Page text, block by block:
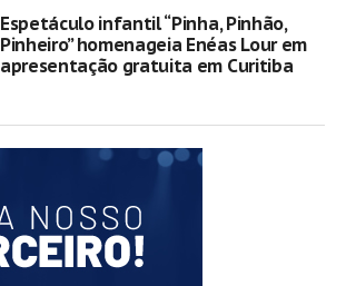
Espetáculo infantil “Pinha, Pinhão,
Pinheiro” homenageia Enéas Lour em
apresentação gratuita em Curitiba